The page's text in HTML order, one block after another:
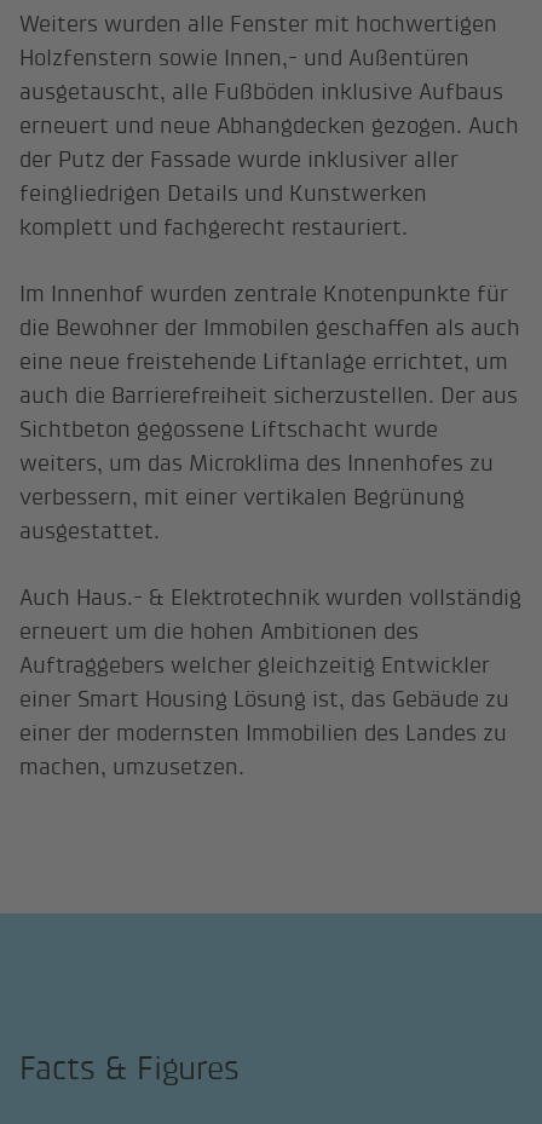
Weiters wurden alle Fenster mit hochwertigen
Holzfenstern sowie Innen,- und Außentüren
ausgetauscht, alle Fußböden inklusive Aufbaus
erneuert und neue Abhangdecken gezogen. Auch
der Putz der Fassade wurde inklusiver aller
feingliedrigen Details und Kunstwerken
komplett und fachgerecht restauriert.
Im Innenhof wurden zentrale Knotenpunkte für
die Bewohner der Immobilen geschaffen als auch
eine neue freistehende Liftanlage errichtet, um
auch die Barrierefreiheit sicherzustellen. Der aus
Sichtbeton gegossene Liftschacht wurde
weiters, um das Microklima des Innenhofes zu
verbessern, mit einer vertikalen Begrünung
ausgestattet.
Auch Haus.- & Elektrotechnik wurden vollständig
erneuert um die hohen Ambitionen des
Auftraggebers welcher gleichzeitig Entwickler
einer Smart Housing Lösung ist, das Gebäude zu
einer der modernsten Immobilien des Landes zu
machen, umzusetzen.
Facts & Figures